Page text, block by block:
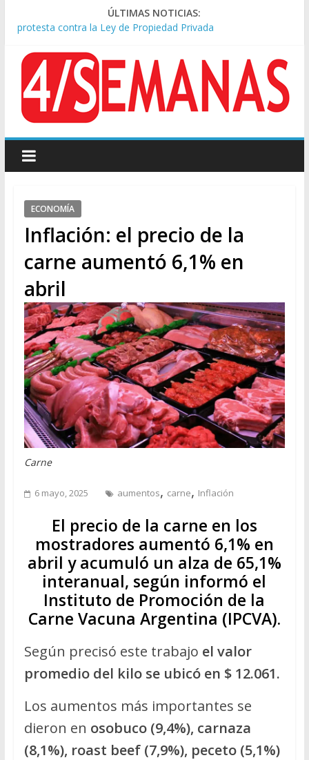
ÚLTIMAS NOTICIAS:
Represión frente al Congreso: tres detenidos durante la
protesta contra la Ley de Propiedad Privada
del capítulo de extranjerización
Tras la aprobación de la ley de propiedad privada, Bullrich
apuntó: “Vino un poco endiablada”
Kicillof asistió a San Cayetano y criticó al Gobierno por la ley
de propiedad privada
afectar la salud mental de niños
ECONOMÍA
Inflación: el precio de la
carne aumentó 6,1% en
abril
Carne
6 mayo, 2025 aumentos, carne, Inflación
El precio de la carne en los
mostradores aumentó 6,1% en
abril y acumuló un alza de 65,1%
interanual, según informó el
Instituto de Promoción de la
Carne Vacuna Argentina (IPCVA).
Según precisó este trabajo el valor
promedio del kilo se ubicó en $ 12.061.
Los aumentos más importantes se
dieron en osobuco (9,4%), carnaza
(8,1%), roast beef (7,9%), peceto (5,1%)